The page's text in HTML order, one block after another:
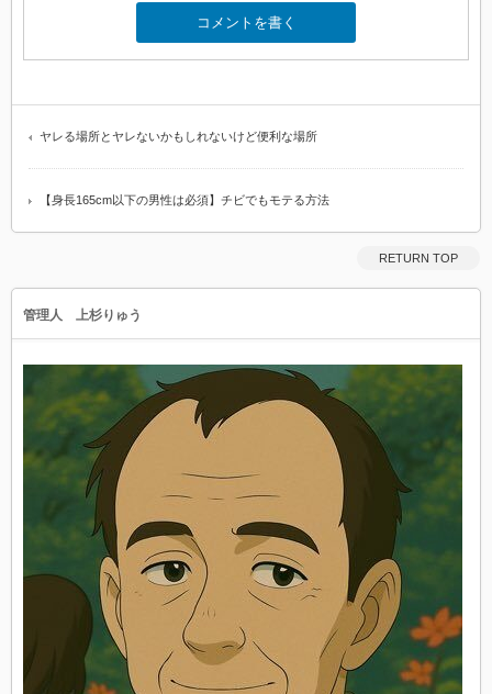
ヤレる場所とヤレないかもしれないけど便利な場所
【身長165cm以下の男性は必須】チビでもモテる方法
RETURN TOP
管理人 上杉りゅう